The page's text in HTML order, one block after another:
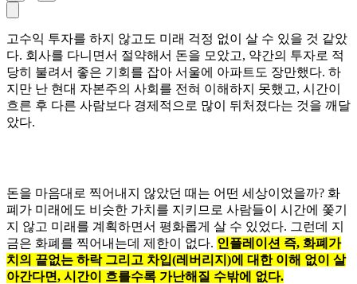
고수익 투자를 하지 않고도 미래 걱정 없이 살 수 있을 것 같았
다. 회사를 다니면서 절약해서 돈을 모았고, 약간의 투자로 적
당히 불려서 좋은 기회를 잡아 서울에 아파트도 장만했다. 하
지만 난 현대 자본주의 사회를 전혀 이해하지 못했고, 시간이
흐른 후 다른 사람보다 경제적으로 많이 뒤처졌다는 것을 깨달
았다.
돈을 마음대로 찍어내지 않았던 때는 어떤 세상이었을까? 화
폐가 미래에도 비슷한 가치를 지키므로 사람들이 시간에 쫓기
지 않고 미래를 계획하면서 평화롭게 살 수 있었다. 그런데 지
금은 화폐를 찍어내는데 제한이 없다. 인플레이션 즉, 화폐가
치의 끝없는 하락 그리고 차입(레버리지)에 대한 이해 없이 살
아간다면, 시간이 흐를수록 가난해질 수밖에 없다.